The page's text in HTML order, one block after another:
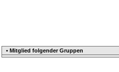
• Mitglied folgender Gruppen